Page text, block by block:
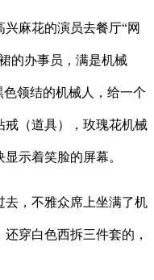
麻花的演员去餐厅“网
的办事员，满是机械
色领结的机械人，给一个
戒（道具），玫瑰花机械
示着笑脸的屏幕。
，不雅众席上坐满了机
穿白色西拆三件套的，